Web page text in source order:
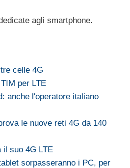
agli smartphone.
celle 4G
per LTE
anche l'operatore italiano
le nuove reti 4G da 140
il suo 4G LTE
sorpasseranno i PC, per